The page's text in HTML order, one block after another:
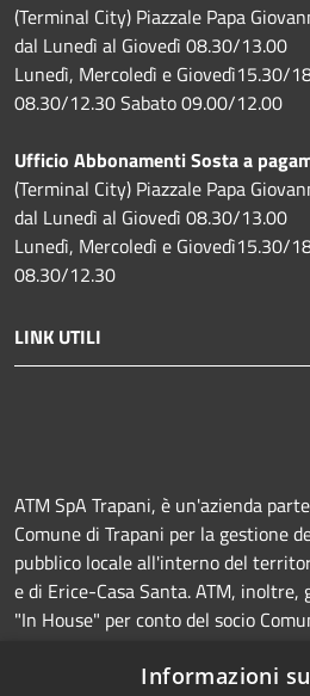
(Terminal City) Piazzale Papa
dal Lunedì al Giovedì 08.30/13.00
Lunedì, Mercoledì e Giovedì15.30/
08.30/12.30 Sabato 09.00/12.00
Ufficio Abbonamenti Sosta a
(Terminal City) Piazzale Papa
dal Lunedì al Giovedì 08.30/13.00
Lunedì, Mercoledì e Giovedì15.30/
08.30/12.30
LINK UTILI
ATM SpA Trapani, è un'azienda
Comune di Trapani per la gestione
pubblico locale all'interno del
e di Erice-Casa Santa. ATM,
"In House" per conto del socio
manutenzione della segnaletica
Informazioni